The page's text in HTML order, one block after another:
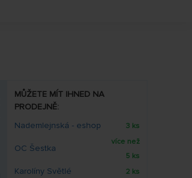
MŮŽETE MÍT IHNED NA
PRODEJNĚ:
Nademlejnská - eshop
3 ks
OC Šestka
více než
5 ks
Karolíny Světlé 2 ks